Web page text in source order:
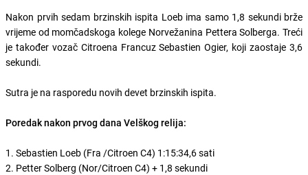
Nakon prvih sedam brzinskih ispita Loeb ima samo 1,8 sekundi brže
vrijeme od momčadskoga kolege Norvežanina Pettera Solberga. Treći
je također vozač Citroena Francuz Sebastien Ogier, koji zaostaje 3,6
sekundi.
Sutra je na rasporedu novih devet brzinskih ispita.
Poredak nakon prvog dana Velškog relija:
1. Sebastien Loeb (Fra /Citroen C4) 1:15:34,6 sati
2. Petter Solberg (Nor/Citroen C4) + 1,8 sekundi